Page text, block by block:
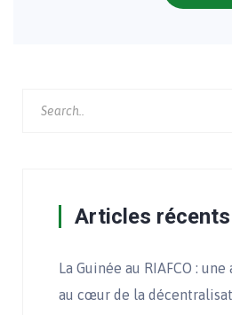
Articles récents
La Guinée au RIAFCO :
au cœur de la